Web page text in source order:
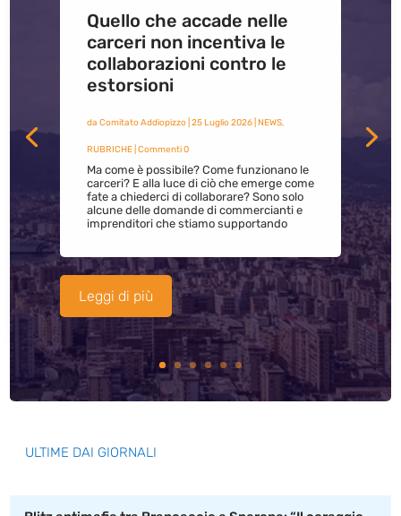
Quello che accade nelle
carceri non incentiva le
collaborazioni contro le
estorsioni
da Comitato Addiopizzo| 25 Luglio 2026| NEWS,
RUBRICHE| Commenti 0
Ma come è possibile? Come funzionano le
carceri? E alla luce di ciò che emerge come
fate a chiederci di collaborare? Sono solo
alcune delle domande di commercianti e
imprenditori che stiamo supportando
Leggi di più
ULTIME DAI GIORNALI